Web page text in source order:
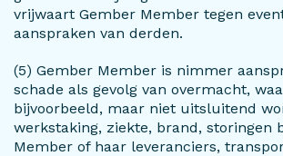
vrijwaart Gember Member tegen
aanspraken van derden.
(5) Gember Member is nimmer
schade als gevolg van overmacht,
bijvoorbeeld, maar niet uitsluitend
werkstaking, ziekte, brand, storingen
Member of haar leveranciers,